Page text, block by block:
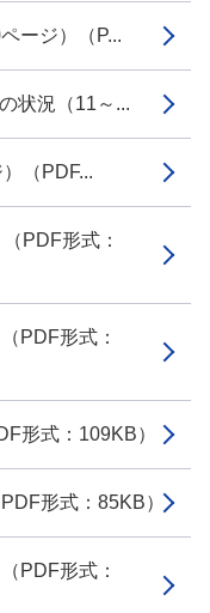
ージ）（P...
状況（11～...
（PDF...
PDF形式：
PDF形式：
形式：109KB）
形式：85KB）
PDF形式：